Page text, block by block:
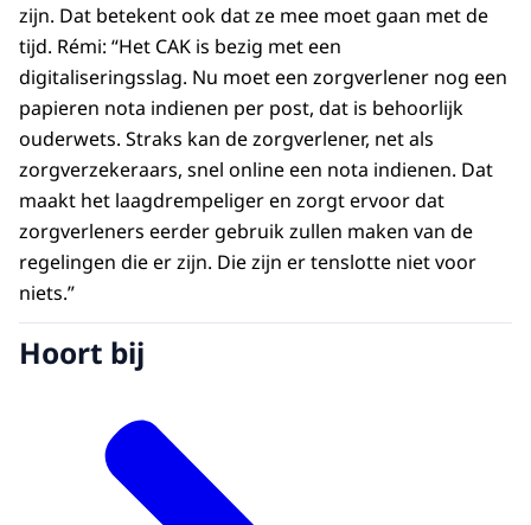
zijn. Dat betekent ook dat ze mee moet gaan met de
tijd. Rémi: “Het CAK is bezig met een
digitaliseringsslag. Nu moet een zorgverlener nog een
papieren nota indienen per post, dat is behoorlijk
ouderwets. Straks kan de zorgverlener, net als
zorgverzekeraars, snel online een nota indienen. Dat
maakt het laagdrempeliger en zorgt ervoor dat
zorgverleners eerder gebruik zullen maken van de
regelingen die er zijn. Die zijn er tenslotte niet voor
niets.”
Hoort bij